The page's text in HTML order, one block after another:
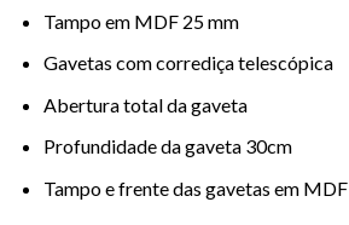
Tampo em MDF 25 mm
Gavetas com corrediça telescópica
Abertura total da gaveta
Profundidade da gaveta 30cm
Tampo e frente das gavetas em MDF